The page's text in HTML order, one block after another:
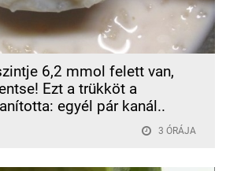
6,2 mmol felett van,
Ezt a trükköt a
egyél pár kanál..
3 ÓRÁJA